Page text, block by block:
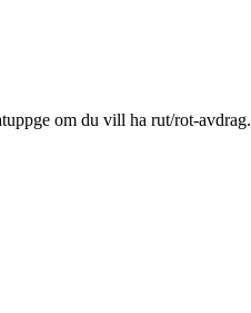
om du vill ha rut/rot-avdrag.